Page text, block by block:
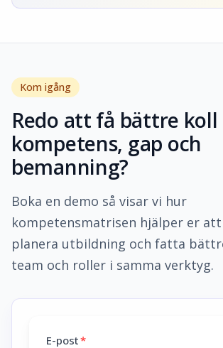
Kom igång
Redo att få bättre koll
kompetens, gap och
bemanning?
Boka en demo så visar vi hur
kompetensmatrisen hjälper er
planera utbildning och fatta
team och roller i samma verktyg.
E-post*